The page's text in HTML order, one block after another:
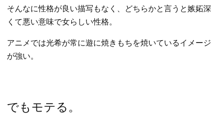
そんなに性格が良い描写もなく、どちらかと言うと嫉妬深
くて悪い意味で女らしい性格。
アニメでは光希が常に遊に焼きもちを焼いているイメージ
が強い。
でもモテる。